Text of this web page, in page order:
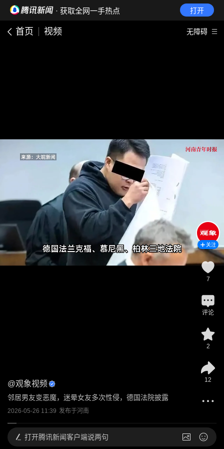
· 获取全网一手热点 打开
首页 视频 无障碍
@观象视频
邻居男友变恶魔，迷晕女友多次性侵，德国法院披露
2026-05-26 11:39 发布于河南
关注
7
评论
2
12
打开腾讯新闻客户端说两句